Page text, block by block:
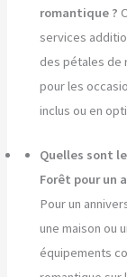
romantique ?
services
des pétales de
pour les
inclus ou en
Quelles sont
Forêt pour un
Pour un
une maison ou
équipements